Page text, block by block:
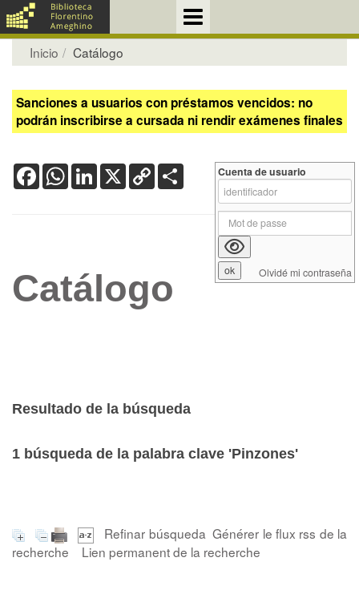
Inicio Catálogo
Sanciones a usuarios con préstamos vencidos: no
podrán inscribirse a cursada ni rendir exámenes finales
FacebookWhatsApp
LinkedIn
X Copy
Link
Catálogo
Resultado de la búsqueda
1 búsqueda de la palabra clave 'Pinzones'
Refinar búsqueda Générer le flux rss de la
recherche
Lien permanent de la recherche
Cuenta de usuario
Olvidé mi contraseña